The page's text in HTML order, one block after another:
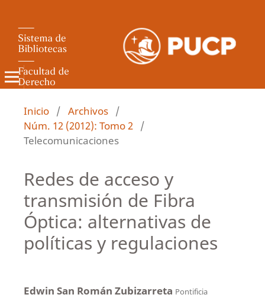
Revista de Derecho Administrativo
Inicio / Archivos /
Núm. 12 (2012): Tomo 2 /
Telecomunicaciones
Redes de acceso y
transmisión de Fibra
Óptica: alternativas de
políticas y regulaciones
Edwin San Román Zubizarreta Pontificia